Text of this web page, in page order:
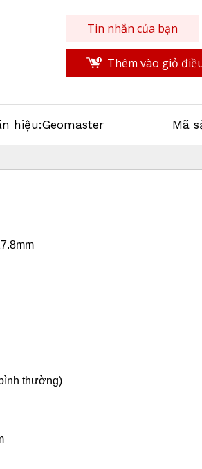
Tin nhắn của bạn
Thêm vào giỏ
hiệu:Geomaster Mã
8mm
thường)